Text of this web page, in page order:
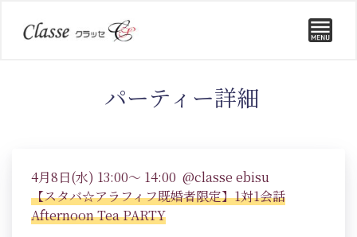
パーティー詳細
4月8日(水) 13:00～ 14:00 @classe ebisu
【スタバ☆アラフィフ既婚者限定】1対1会話
Afternoon Tea PARTY